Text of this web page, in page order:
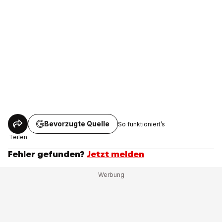
Teilen
Bevorzugte Quelle So funktioniert’s
Fehler gefunden? Jetzt melden